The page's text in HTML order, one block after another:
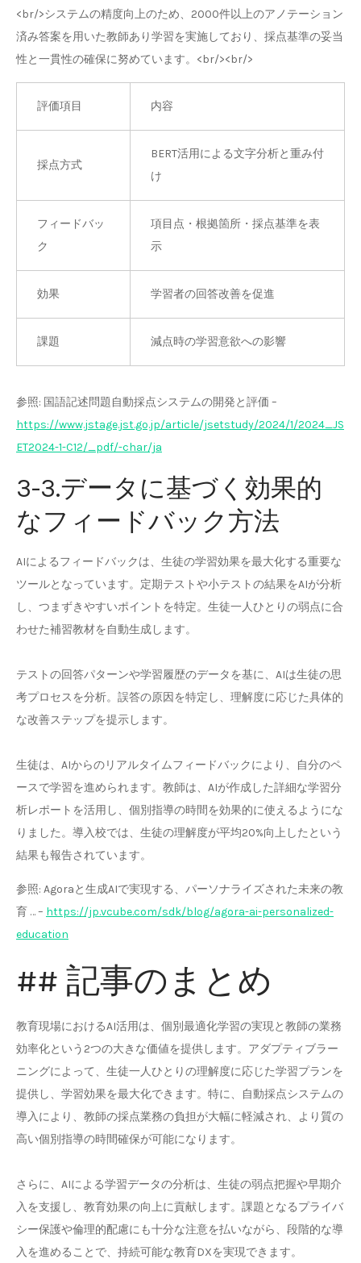
<br/>システムの精度向上のため、2000件以上のアノテーション
済み答案を用いた教師あり学習を実施しており、採点基準の妥当
性と一貫性の確保に努めています。<br/><br/>
評価項目 内容
採点方式
BERT活用による文字分析と重み付
け
フィードバッ
ク
項目点・根拠箇所・採点基準を表
示
効果 学習者の回答改善を促進
課題 減点時の学習意欲への影響
参照: 国語記述問題自動採点システムの開発と評価 –
https://www.jstage.jst.go.jp/article/jsetstudy/2024/1/2024_JS
ET2024-1-C12/_pdf/-char/ja
3-3.データに基づく効果的
なフィードバック方法
AIによるフィードバックは、生徒の学習効果を最大化する重要な
ツールとなっています。定期テストや小テストの結果をAIが分析
し、つまずきやすいポイントを特定。生徒一人ひとりの弱点に合
わせた補習教材を自動生成します。
テストの回答パターンや学習履歴のデータを基に、AIは生徒の思
考プロセスを分析。誤答の原因を特定し、理解度に応じた具体的
な改善ステップを提示します。
生徒は、AIからのリアルタイムフィードバックにより、自分のペ
ースで学習を進められます。教師は、AIが作成した詳細な学習分
析レポートを活用し、個別指導の時間を効果的に使えるようにな
りました。導入校では、生徒の理解度が平均20%向上したという
結果も報告されています。
参照: Agoraと生成AIで実現する、パーソナライズされた未来の教
育 … – https://jp.vcube.com/sdk/blog/agora-ai-personalized-
education
## 記事のまとめ
教育現場におけるAI活用は、個別最適化学習の実現と教師の業務
効率化という2つの大きな価値を提供します。アダプティブラー
ニングによって、生徒一人ひとりの理解度に応じた学習プランを
提供し、学習効果を最大化できます。特に、自動採点システムの
導入により、教師の採点業務の負担が大幅に軽減され、より質の
高い個別指導の時間確保が可能になります。
さらに、AIによる学習データの分析は、生徒の弱点把握や早期介
入を支援し、教育効果の向上に貢献します。課題となるプライバ
シー保護や倫理的配慮にも十分な注意を払いながら、段階的な導
入を進めることで、持続可能な教育DXを実現できます。